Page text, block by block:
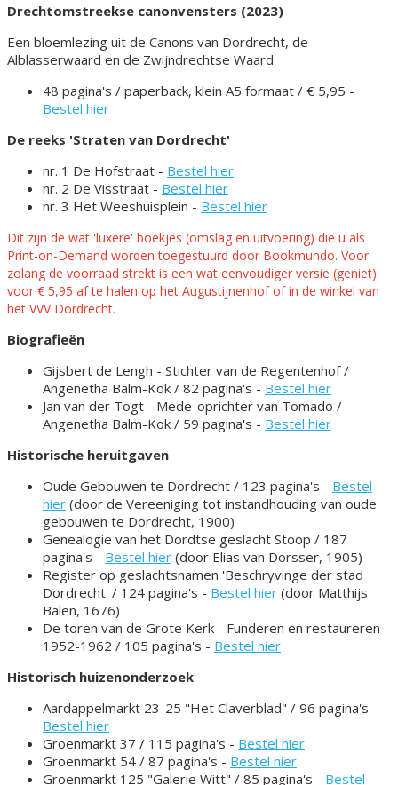
Drechtomstreekse canonvensters (2023)
Een bloemlezing uit de Canons van Dordrecht, de
Alblasserwaard en de Zwijndrechtse Waard.
48 pagina's / paperback, klein A5 formaat / € 5,95 -
Bestel hier
De reeks 'Straten van Dordrecht'
nr. 1 De Hofstraat - Bestel hier
nr. 2 De Visstraat - Bestel hier
nr. 3 Het Weeshuisplein - Bestel hier
Dit zijn de wat 'luxere' boekjes (omslag en uitvoering) die u als
Print-on-Demand worden toegestuurd door Bookmundo. Voor
zolang de voorraad strekt is een wat eenvoudiger versie (geniet)
voor € 5,95 af te halen op het Augustijnenhof of in de winkel van
het VVV Dordrecht.
Biografieën
Gijsbert de Lengh - Stichter van de Regentenhof /
Angenetha Balm-Kok / 82 pagina's - Bestel hier
Jan van der Togt - Mede-oprichter van Tomado /
Angenetha Balm-Kok / 59 pagina's - Bestel hier
Historische heruitgaven
Oude Gebouwen te Dordrecht / 123 pagina's - Bestel
hier (door de Vereeniging tot instandhouding van oude
gebouwen te Dordrecht, 1900)
Genealogie van het Dordtse geslacht Stoop / 187
pagina's - Bestel hier (door Elias van Dorsser, 1905)
Register op geslachtsnamen 'Beschryvinge der stad
Dordrecht' / 124 pagina's - Bestel hier (door Matthijs
Balen, 1676)
De toren van de Grote Kerk - Funderen en restaureren
1952-1962 / 105 pagina's - Bestel hier
Historisch huizenonderzoek
Aardappelmarkt 23-25 "Het Claverblad" / 96 pagina's -
Bestel hier
Groenmarkt 37 / 115 pagina's - Bestel hier
Groenmarkt 54 / 87 pagina's - Bestel hier
Groenmarkt 125 "Galerie Witt" / 85 pagina's - Bestel